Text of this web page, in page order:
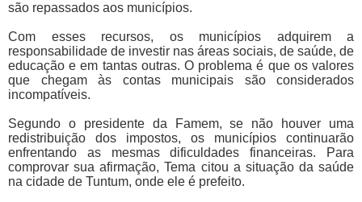
são repassados aos municípios.
Com esses recursos, os municípios adquirem a
responsabilidade de investir nas áreas sociais, de saúde, de
educação e em tantas outras. O problema é que os valores
que chegam às contas municipais são considerados
incompatíveis.
Segundo o presidente da Famem, se não houver uma
redistribuição dos impostos, os municípios continuarão
enfrentando as mesmas dificuldades financeiras. Para
comprovar sua afirmação, Tema citou a situação da saúde
na cidade de Tuntum, onde ele é prefeito.